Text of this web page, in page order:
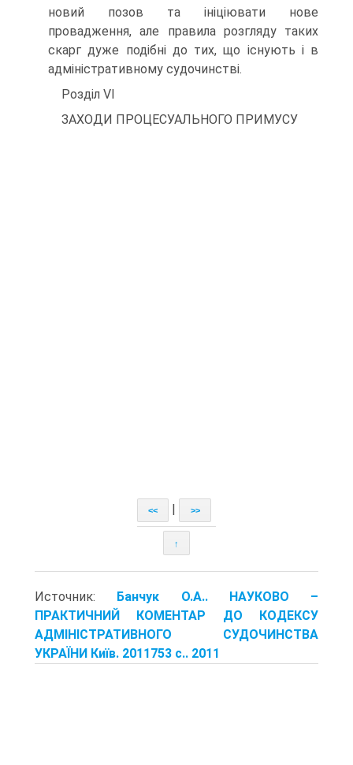
новий позов та ініціювати нове
провадження, але правила розгляду таких
скарг дуже подібні до тих, що існують і в
адміністративному судочинстві.
Розділ VI
ЗАХОДИ ПРОЦЕСУАЛЬНОГО ПРИМУСУ
<< >>
↑
Источник: Банчук О.А.. НАУКОВО –
ПРАКТИЧНИЙ КОМЕНТАР ДО КОДЕКСУ
АДМІНІСТРАТИВНОГО СУДОЧИНСТВА
УКРАЇНИ Київ. 2011753 с.. 2011